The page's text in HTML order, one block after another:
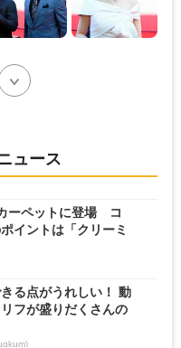
ュース
ーペットに登場 コ
イントは「クリーミ
る点がうれしい！ 動
フが盛りだくさんの